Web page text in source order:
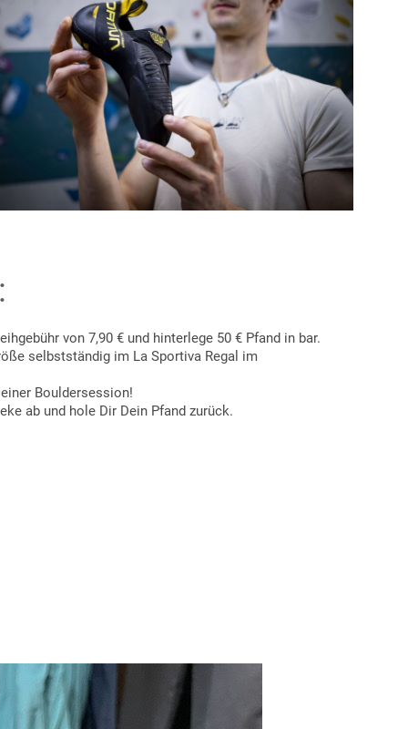
von 7,90 € und hinterlege 50 € Pfand in bar.
selbstständig im La Sportiva Regal im
Bouldersession!
ab und hole Dir Dein Pfand zurück.